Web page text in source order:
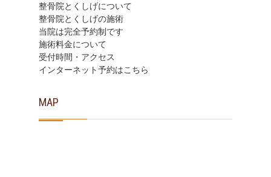
整骨院とくしげについて
整骨院とくしげの施術
当院は完全予約制です
施術料金について
受付時間・アクセス
インターネット予約はこちら
MAP